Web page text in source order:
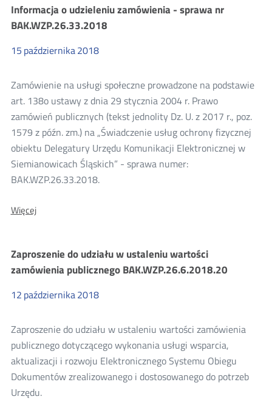
w
szacowaniu
wartości
publicznego
nr:
BAK.WZP.26.5.2018.21
Informacja o udzieleniu zamówienia - sprawa nr
BAK.WZP.26.33.2018
15 października2018
Zamówienie na usługi społeczne prowadzone na podstawie
art. 138o ustawy z dnia 29 stycznia 2004 r. Prawo
zamówień publicznych (tekst jednolity Dz. U. z 2017 r., poz.
1579 z późn. zm.) na „Świadczenie usług ochrony fizycznej
obiektu Delegatury Urzędu Komunikacji Elektronicznej w
Siemianowicach Śląskich” - sprawa numer:
BAK.WZP.26.33.2018.
WięcejO:
zamówienia
-
sprawa
BAK.WZP.26.33.2018
Zaproszenie do udziału w ustaleniu wartości
zamówienia publicznego BAK.WZP.26.6.2018.20
12 października2018
Zaproszenie do udziału w ustaleniu wartości zamówienia
publicznego dotyczącego wykonania usługi wsparcia,
aktualizacji i rozwoju Elektronicznego Systemu Obiegu
Dokumentów zrealizowanego i dostosowanego do potrzeb
Urzędu.